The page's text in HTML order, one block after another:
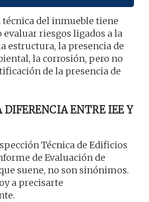
del inmueble tiene
riesgos ligados a la
estructura, la presencia de
la corrosión, pero no
de la presencia de
DIFERENCIA ENTRE IEE Y
Técnica de Edificios
de Evaluación de
suene, no son sinónimos.
a precisarte